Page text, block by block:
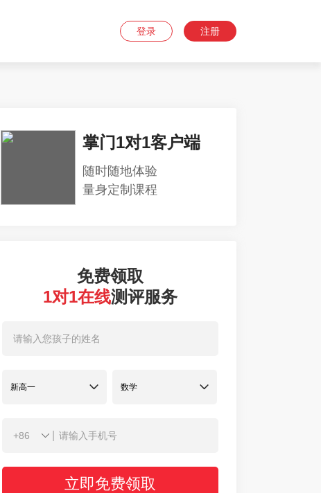
登录 注册
掌门1对1客户端
随时随地体验
量身定制课程
免费领取
1对1在线测评服务
立即免费领取